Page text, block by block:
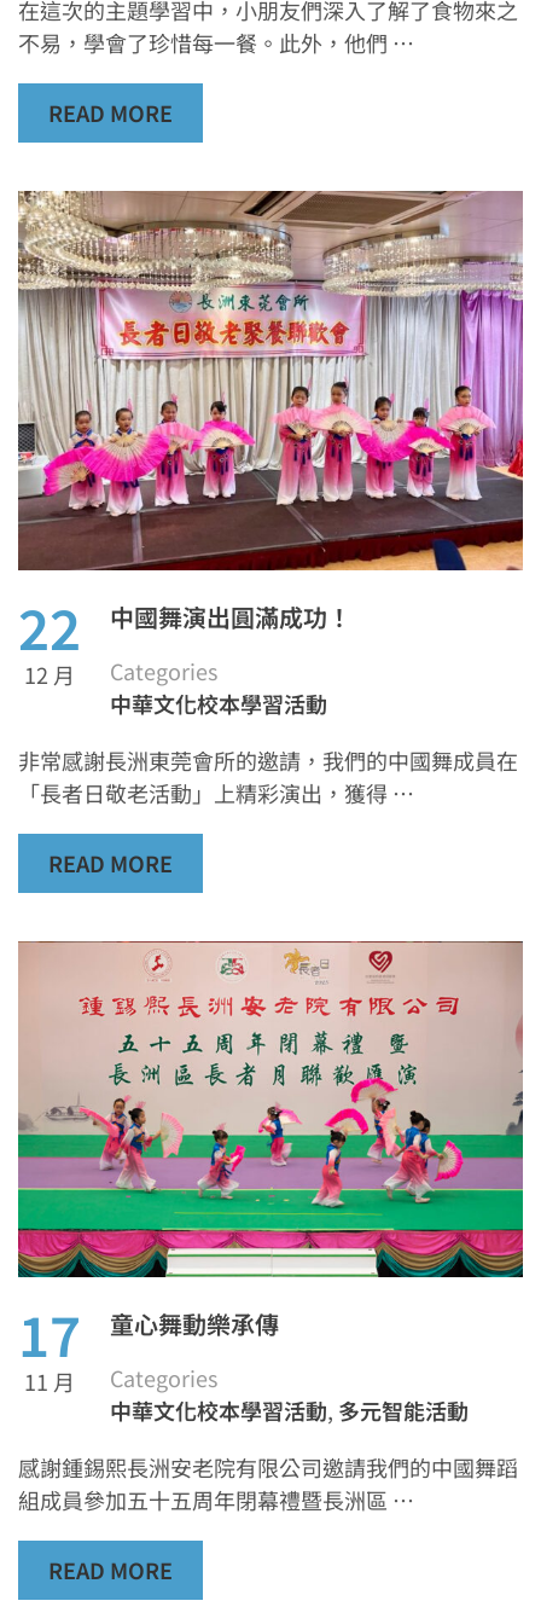
在這次的主題學習中，小朋友們深入了解了食物來之
不易，學會了珍惜每一餐。此外，他們 …
READ MORE
22
12 月
中國舞演出圓滿成功！
Categories
中華文化校本學習活動
非常感謝長洲東莞會所的邀請，我們的中國舞成員在
「長者日敬老活動」上精彩演出，獲得 …
READ MORE
17
11 月
童心舞動樂承傳
Categories
中華文化校本學習活動, 多元智能活動
感謝鍾錫熙長洲安老院有限公司邀請我們的中國舞蹈
組成員參加五十五周年閉幕禮暨長洲區 …
READ MORE